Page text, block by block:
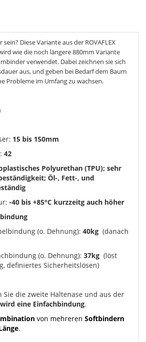
sein? Diese Variante aus der ROVAFLEX
wie die noch längere 880mm Variante
verwendet. Dabei zeichnen sie sich
aus, und geben bei Bedarf dem Baum
Probleme im Umfang zu wachsen.
15 bis 150mm
42
Polyurethan (TPU); sehr
Öl-, Fett-, und
-40 bis +85°C kurzzeitg auch höher
(o. Dehnung): 40kg (danach
(o. Dehnung): 37kg (löst
definiertes Sicherheitslösen)
Sie die zweite Haltenase und aus der
wird eine Einfachbindung.
von mehreren Softbindern
.